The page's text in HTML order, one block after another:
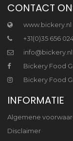
CONTACT
www.bickery.nl
+31(0)35 656
info@bickery.nl
Bickery Food
Bickery Food
INFORMATIE
Algemene
Disclaimer